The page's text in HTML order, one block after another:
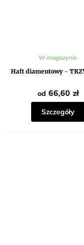
Haft diamentowy -
W magazynie
od 66,60 zł
Szczegóły